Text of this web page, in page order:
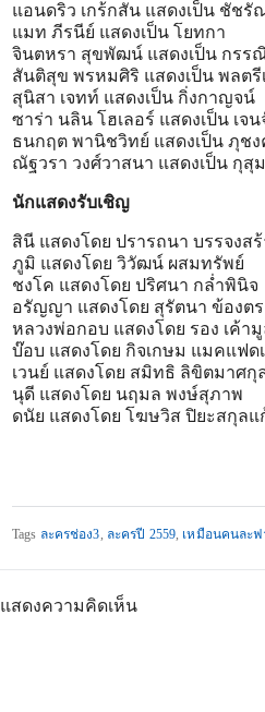
แอนดริว เกร้กสัน แสดงเป็น ชัชรั
แมท ภีรนีย์ แสดงเป็น โยทกา
จินตหรา สุขพัฒน์ แสดงเป็น กรร
สันติสุข พรหมศิริ แสดงเป็น พลตรี
สุนิสา เจทท์ แสดงเป็น กิ่งกาญจน์
ซาร่า นลิน โฮเลอร์ แสดงเป็น เจ
ธนกฤต พานิชวิทย์ แสดงเป็น ภุชง
ณัฐวรา วงศ์วาสนา แสดงเป็น กุสุ
นักแสดงรับเชิญ
สินี แสดงโดย ปรารถนา บรรจงสร้
ภูมิ แสดงโดย วิวัฒน์ ผสมทรัพย์
ชงโค แสดงโดย ปริศนา กล่ำพินิจ
อรัญญา แสดงโดย สุรัตนา ข้องต
หลวงพ่อกอบ แสดงโดย รอง เค้า
บ๊อบ แสดงโดย กิจเกษม แมคแฟด
เวนย์ แสดงโดย สมิทธิ ลิขิตมาศกุ
นุดี แสดงโดย นฤมล พงษ์สุภาพ
ดนัย แสดงโดย โฆษวิส ปิยะสกุลแ
Tags ละครช่อง3, ละครปี 2559, เหมือนคนละ
แสดงความคิดเห็น